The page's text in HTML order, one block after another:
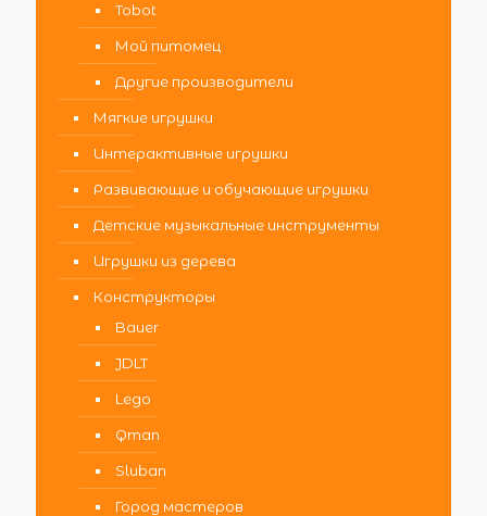
Tobot
Мой питомец
Другие производители
Мягкие игрушки
Интерактивные игрушки
Развивающие и обучающие игрушки
Детские музыкальные инструменты
Игрушки из дерева
Конструкторы
Bauer
JDLT
Lego
Qman
Sluban
Город мастеров